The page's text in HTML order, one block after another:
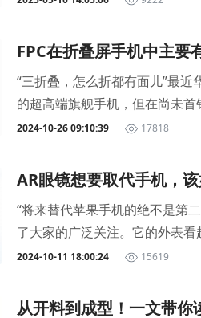
及背胶、电磁屏蔽膜等工艺。
文件，这种文件的格式是它把
er资料16、TGZ资料：是一种
17、DIP：双列直插式封装18、
小”方向发展，FPC技术的重要
烤。FPC的保存和烘烤时间也
径应大于FPC开孔直径，以确
支撑硅麦和散热的作用。钢片
到达每个麦克风的机会均等。
见的品质问题是硅麦的进音孔
理。嘉立创FPC为手机，耳机
自营自造，满足研发新产品快
统采用了贴合皮肤、几乎无感
DCG 系统的概念图和图像2.
块和皮肤外的硬模块。从硬件
位实时信号处理MU-DCG系统
持佩戴无感的同时，实现抗运
态心电记录仪中，FPC通过内
形的精准捕捉。另外FPC的耐
创心电监测设备FPC样品2、
时间连续监测。3、环境适应
健康监测手表、B超探头与内窥
FPC在折叠屏手机中主要
“三折叠，怎么折都有面儿”最
的超高端旗舰手机，但在尚未
凡设计、非凡体验、非凡科技
的折叠屏手机”。而折叠状态下
了非凡大师机型独特的星钻造
屏、双屏、三屏三种形态，一
都会比双折叠屏拥有更上佳的
合，采用“Z”字形方案。（图源
通话功能。（图源：华为）非
2024-10-26 09:10:39 17818
AR眼镜想要取代手机，
“将来替代苹果手机的绝不是第
了大家的广泛关注。它的外表
照，拍视频相当于把 Go Pro 浓
亮起提醒周边人群。续航方面
2024-10-11 18:00:24 15619
从开料到成型！一文带你